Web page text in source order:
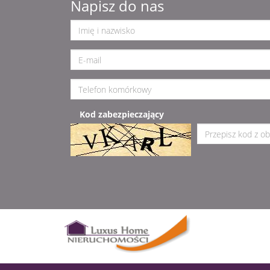
Napisz do nas
Kod zabezpieczający